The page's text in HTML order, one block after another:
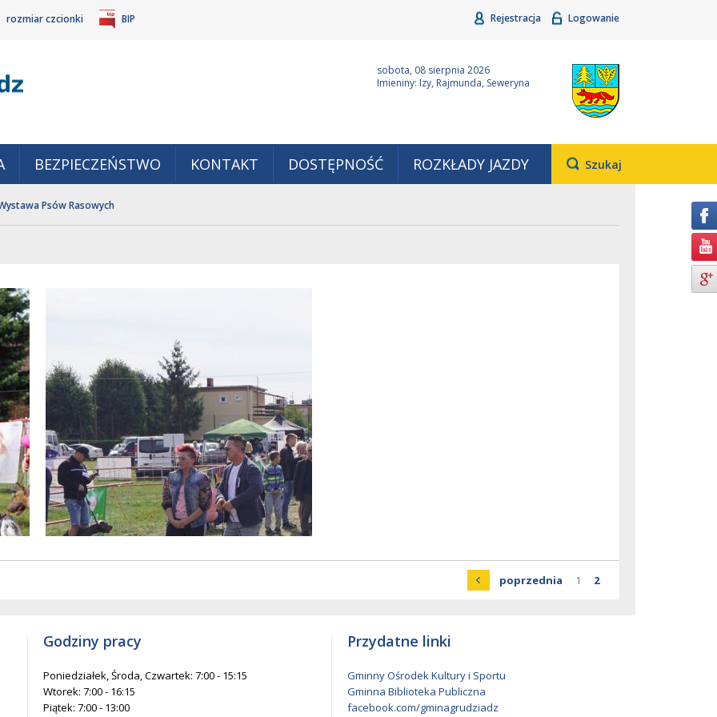
rozmiar czcionki BIP Rejestracja Logowanie
sobota, 08 sierpnia 2026
Imieniny: Izy, Rajmunda, Seweryna
BEZPIECZEŃSTWO KONTAKT DOSTĘPNOŚĆ ROZKŁADY JAZDY Szukaj
Psów Rasowych
Strona poprzednia strona
Strona
1 Strona
2
Godziny pracy
Poniedziałek, Środa, Czwartek: 7:00 - 15:15
Wtorek: 7:00 - 16:15
Piątek: 7:00 - 13:00
Przydatne linki
Gminny Ośrodek Kultury i Sportu
Gminna Biblioteka Publiczna
facebook.com/gminagrudziadz